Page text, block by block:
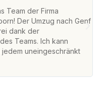
Team der Firma
Der Umzug nach Genf
dank der
Teams. Ich kann
uneingeschränkt